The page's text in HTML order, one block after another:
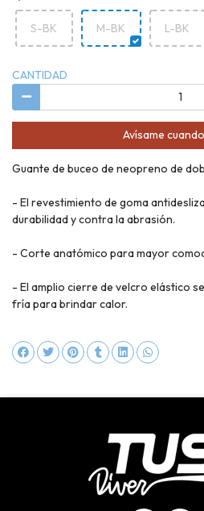
S-BK M-BK L-BK
CANTIDAD
Avísame
Guante de buceo de neopreno de
- El revestimiento de goma
durabilidad y contra la abrasión.
- Corte anatómico para mayor
- El amplio cierre de velcro elástico
fría para brindar calor.